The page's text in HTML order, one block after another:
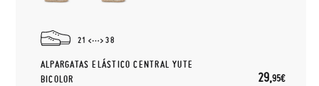
21 38
ALPARGATAS ELÁSTICO CENTRAL YUTE
BICOLOR
29,95€